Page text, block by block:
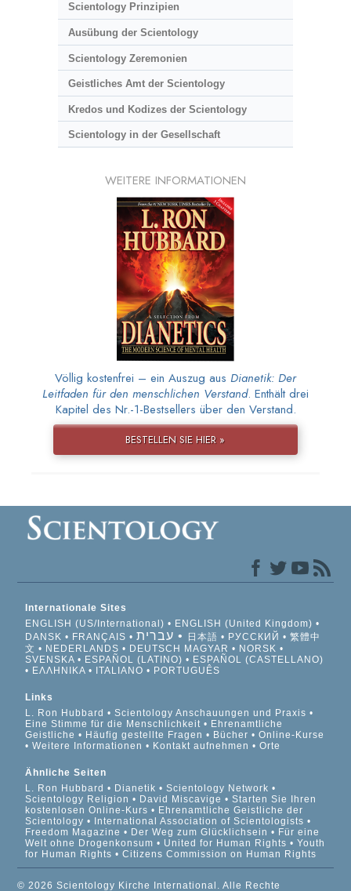
Scientology Prinzipien
Ausübung der Scientology
Scientology Zeremonien
Geistliches Amt der Scientology
Kredos und Kodizes der Scientology
Scientology in der Gesellschaft
WEITERE INFORMATIONEN
Völlig kostenfrei – ein Auszug aus Dianetik: Der
Leitfaden für den menschlichen Verstand. Enthält drei
Kapitel des Nr.-1-Bestsellers über den Verstand.
BESTELLEN SIE HIER »
Internationale Sites
ENGLISH (US/International)
ENGLISH (United Kingdom)
DANSK
FRANÇAIS עברית 日本語 РУССКИЙ
繁體中
文
NEDERLANDS DEUTSCH MAGYAR
NORSK
SVENSKA
ESPAÑOL (LATINO)
ESPAÑOL (CASTELLANO)
ΕΛΛΗΝΙΚA
ITALIANO PORTUGUÊS
Links
L. Ron Hubbard
Scientology Anschauungen und Praxis
Eine Stimme für die Menschlichkeit
Ehrenamtliche
Geistliche
Häufig gestellte Fragen Bücher
Online-Kurse
Weitere Informationen
Kontakt aufnehmen Orte
Ähnliche Seiten
L. Ron Hubbard
Dianetik
Scientology Network
Scientology Religion
David Miscavige
Starten Sie Ihren
kostenlosen Online-Kurs
Ehrenamtliche Geistliche der
Scientology
International Association of Scientologists
Freedom Magazine
Der Weg zum Glücklichsein
Für eine
Welt ohne Drogenkonsum
United for Human Rights
Youth
for Human Rights
Citizens Commission on Human Rights
© 2026 Scientology Kirche International. Alle Rechte